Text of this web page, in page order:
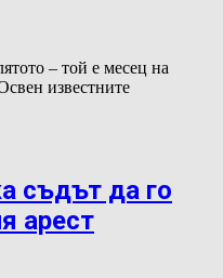
– той е месец на
известните
съдът да го
арест